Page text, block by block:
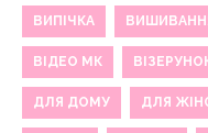
ВИПІЧКА
ВІДЕО МК
ДЛЯ ДОМУ ДЛЯ